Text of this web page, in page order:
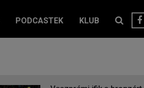
PODCASTEK KLUB